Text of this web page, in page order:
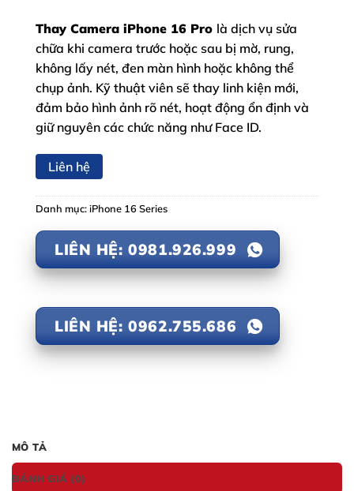
Thay Camera iPhone 16 Pro là dịch vụ sửa
chữa khi camera trước hoặc sau bị mờ, rung,
không lấy nét, đen màn hình hoặc không thể
chụp ảnh. Kỹ thuật viên sẽ thay linh kiện mới,
đảm bảo hình ảnh rõ nét, hoạt động ổn định và
giữ nguyên các chức năng như Face ID.
Liên hệ
Danh mục:iPhone 16 Series
LIÊN HỆ: 0981.926.999
LIÊN HỆ: 0962.755.686
MÔ TẢ
ĐÁNH GIÁ (0)